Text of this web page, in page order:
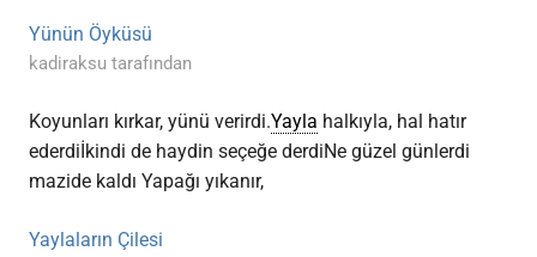
Yünün Öyküsü
kadiraksu tarafından
Koyunları kırkar, yünü verirdi.Yayla halkıyla, hal hatır
ederdiİkindi de haydin seçeğe derdiNe güzel günlerdi
mazide kaldı Yapağı yıkanır,
Yaylaların Çilesi